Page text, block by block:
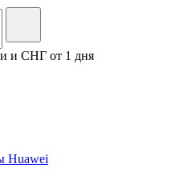
и СНГ от 1 дня
Huawei